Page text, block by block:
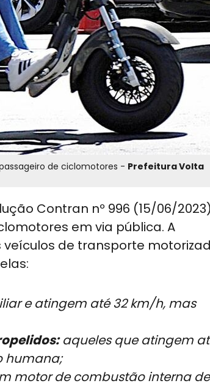
O uso de capacete é obrigatório tanto para o condutor quanto para o passageiro de ciclomotores - Prefeitura Volta
Contran nº 996 (15/06/
em via pública. A
de transporte
e atingem até 32 km/h, mas
aqueles que atingem
humana;
motor de combustão interna